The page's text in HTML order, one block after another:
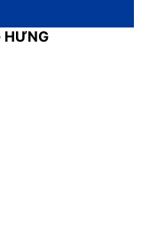
HƯNG